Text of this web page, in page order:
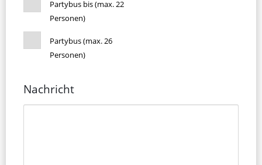
Partybus bis (max. 22
Personen)
Partybus (max. 26
Personen)
Nachricht